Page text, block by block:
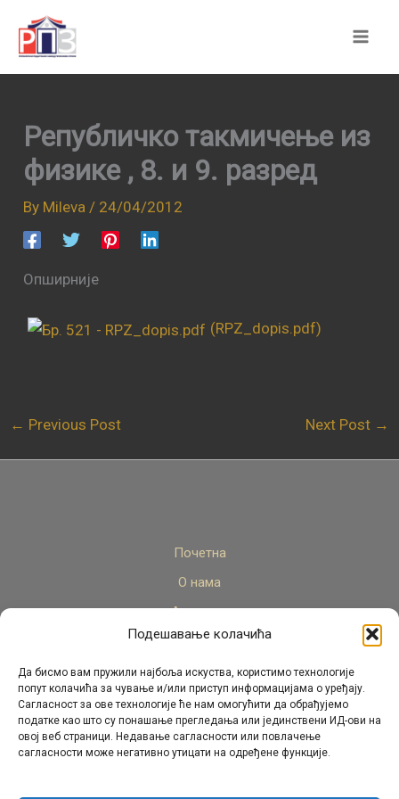
Подешавање колачића
Да бисмо вам пружили најбоља искуства, користимо технологије
попут колачића за чување и/или приступ информацијама о уређају.
Сагласност за ове технологије ће нам омогућити да обрађујемо
податке као што су понашање прегледања или јединствени ИД-ови на
овој веб страници. Недавање сагласности или повлачење
сагласности може негативно утицати на одређене функције.
content
Републичко такмичење из
физике , 8. и 9. разред
By Mileva / 24/04/2012
Опширније
(RPZ_dopis.pdf)
← Previous Post Next Post →
Почетна
О нама
Актуелно
Стручни кадар
Пројекти
Архива
Контакт